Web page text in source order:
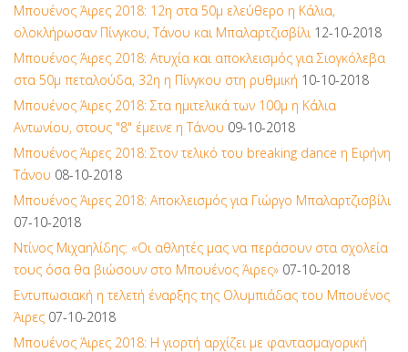
Μπουένος Άιρες 2018: 12η στα 50μ ελεύθερο η Κάλια,
ολοκλήρωσαν Πίνγκου, Τάνου και Μπαλαρτζισβίλι 12-10-2018
Μπουένος Άιρες 2018: Ατυχία και αποκλεισμός για Σιογκόλεβα
στα 50μ πεταλούδα, 32η η Πίνγκου στη ρυθμική 10-10-2018
Μπουένος Άιρες 2018: Στα ημιτελικά των 100μ η Κάλια
Αντωνίου, στους "8" έμεινε η Τάνου 09-10-2018
Μπουένος Άιρες 2018: Στον τελικό του breaking dance η Ειρήνη
Τάνου 08-10-2018
Μπουένος Άιρες 2018: Αποκλεισμός για Γιώργο Μπαλαρτζισβίλι
07-10-2018
Ντίνος Μιχαηλίδης: «Οι αθλητές μας να περάσουν στα σχολεία
τους όσα θα βιώσουν στο Μπουένος Άιρες» 07-10-2018
Εντυπωσιακή η τελετή έναρξης της Ολυμπιάδας του Μπουένος
Άιρες 07-10-2018
Μπουένος Άιρες 2018: Η γιορτή αρχίζει με φαντασμαγορική